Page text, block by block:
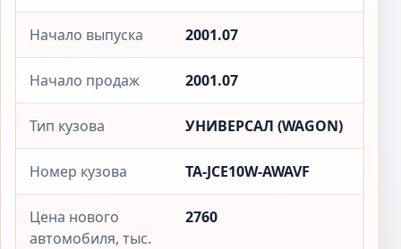
Начало выпуска 2001.07
Начало продаж 2001.07
Тип кузова УНИВЕРСАЛ (WAGON)
Номер кузова TA-JCE10W-AWAVF
Цена нового
автомобиля, тыс.
2760